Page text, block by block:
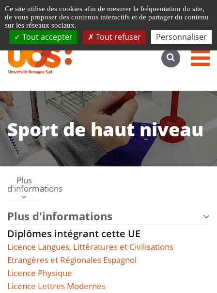
Accéder au site complet
Sport de haut niveau
Plus
d'informations
Plus d'informations
Diplômes intégrant cette UE
Licence Langues, Littératures et Civilisations
Etrangères et Régionales Espagnol
Licence Physique
Licence Lettres Modernes
Ce site utilise des cookies afin de mesurer la fréquentation du site,
de vous proposer des contenus interactifs et de partager du contenu
sur les réseaux sociaux.
Tout accepter Tout refuser Personnaliser